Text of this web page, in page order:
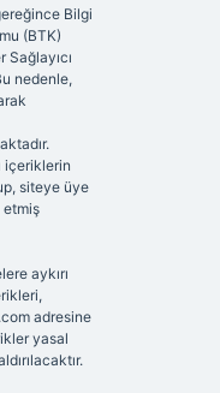
Bilgi
(BTK)
Sağlayıcı
nedenle,
içeriklerin
siteye üye
etmiş
aykırı
adresine
yasal